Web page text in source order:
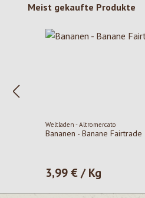
Produktgalerie überspringen
Meist gekaufte Produkte
Weltladen - Altromercato
Bananen - Banane Fairtrade
Regulärer Preis:
3,99 € / Kg